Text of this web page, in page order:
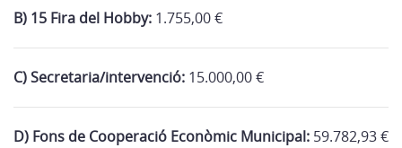
B) 15 Fira del Hobby: 1.755,00 €
C) Secretaria/intervenció: 15.000,00 €
D) Fons de Cooperació Econòmic Municipal: 59.782,93 €